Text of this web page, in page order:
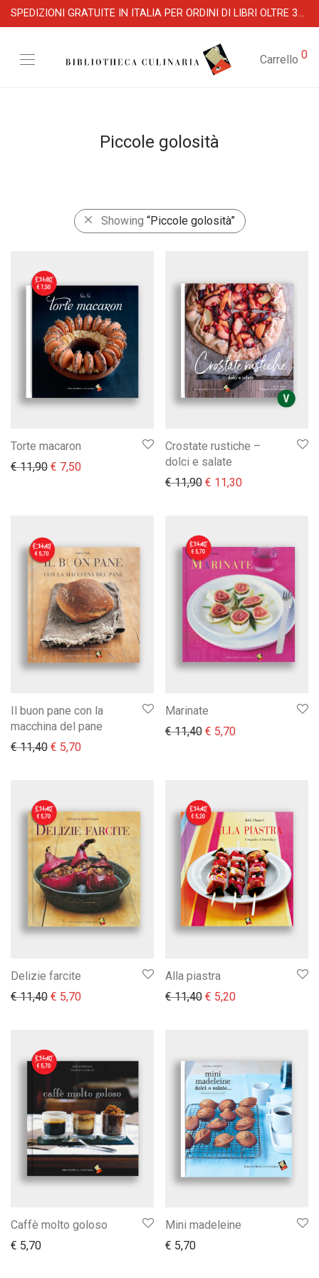
SPEDIZIONI GRATUITE IN ITALIA PER ORDINI DI LIBRI OLTRE 39 €
Carrello 0
Piccole golosità
Showing “Piccole golosità”
Torte macaron
€11,90 Il prezzo originale era: € 11,90.
€ 7,50Il prezzo attuale è: € 7,50.
Crostate rustiche –
dolci e salate
€11,90 Il prezzo originale era:
€ 11,30Il prezzo
Il buon pane con la
macchina del pane
€11,40 Il prezzo originale era: € 11,40.
€ 5,70Il prezzo attuale è: € 5,70.
Marinate
€11,40 Il prezzo originale era:
€ 5,70Il prezzo attuale
Delizie farcite
€11,40 Il prezzo originale era: € 11,40.
€ 5,70Il prezzo attuale è: € 5,70.
Alla piastra
€11,40 Il prezzo originale era:
€ 5,20Il prezzo attuale
Caffè molto goloso
€ 5,70
Mini madeleine
€ 5,70